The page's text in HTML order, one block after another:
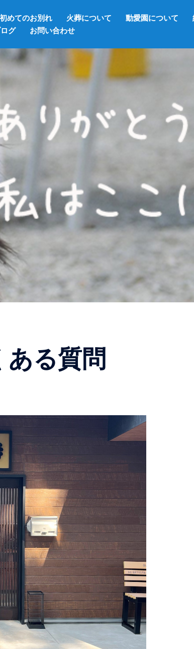
初めてのお別れ 火葬について 動愛園について
グ
お問い合わせ
ある質問